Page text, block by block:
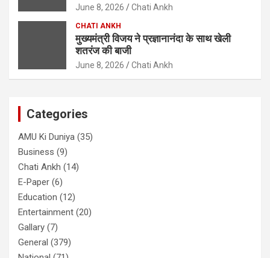
June 8, 2026 Chati Ankh
CHATI ANKH
मुख्यमंत्री विजय ने प्रज्ञानानंदा के साथ खेली
शतरंज की बाजी
June 8, 2026 Chati Ankh
Categories
AMU Ki Duniya (35)
Business (9)
Chati Ankh (14)
E-Paper (6)
Education (12)
Entertainment (20)
Gallary (7)
General (379)